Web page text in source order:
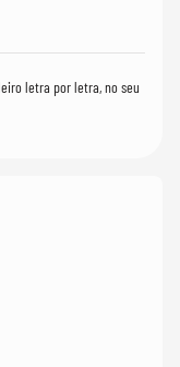
letra por letra, no seu